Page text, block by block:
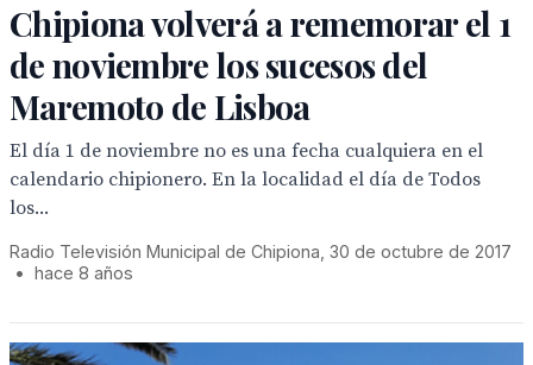
Chipiona volverá a rememorar el 1
de noviembre los sucesos del
Maremoto de Lisboa
El día 1 de noviembre no es una fecha cualquiera en el
calendario chipionero. En la localidad el día de Todos
los...
Radio Televisión Municipal de Chipiona, 30 de octubre de 2017
• hace 8 años